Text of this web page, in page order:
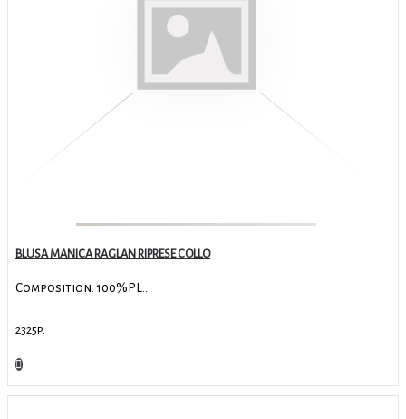
BLUSA MANICA RAGLAN RIPRESE COLLO
Composition: 100%PL..
2325р.